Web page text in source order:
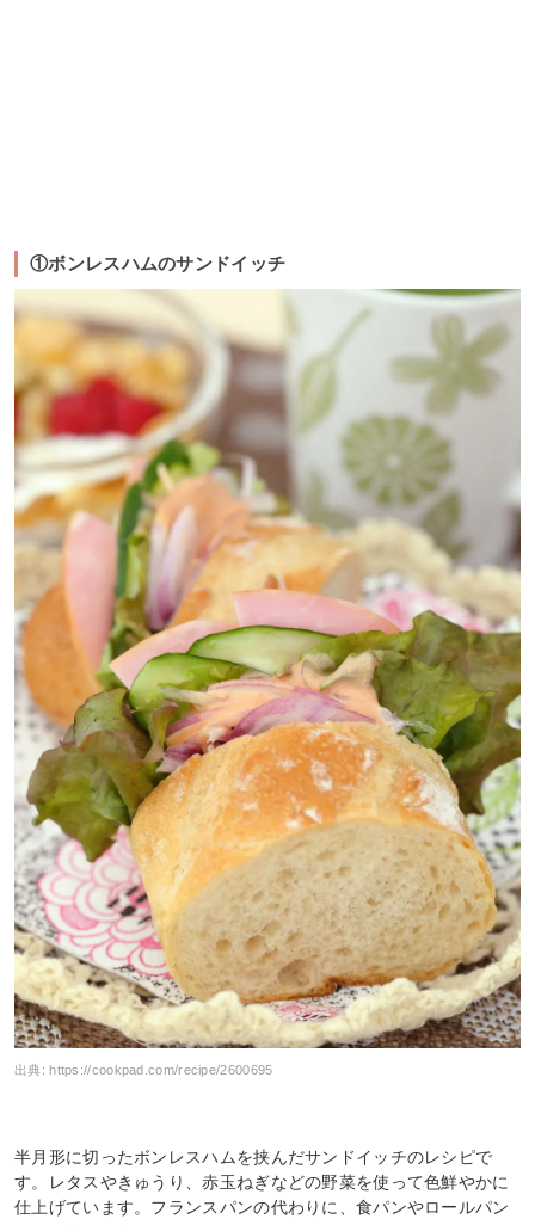
①ボンレスハムのサンドイッチ
出典: https://cookpad.com/recipe/2600695
半月形に切ったボンレスハムを挟んだサンドイッチのレシピで
す。レタスやきゅうり、赤玉ねぎなどの野菜を使って色鮮やかに
仕上げています。フランスパンの代わりに、食パンやロールパン